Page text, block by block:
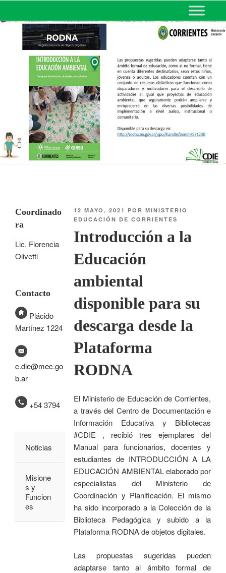
MINISTERIO DE EDUCACIÓN
DE CORRIENTES
12 MAYO, 2021 PORMINISTERIO
EDUCACIÓN DE CORRIENTES
Introducción a la
Educación
ambiental
disponible para su
descarga desde la
Plataforma
RODNA
El Ministerio de Educación de Corrientes,
a través del Centro de Documentación e
Información Educativa y Bibliotecas
#CDIE , recibió tres ejemplares del
Manual para funcionarios, docentes y
estudiantes de INTRODUCCIÓN A LA
EDUCACIÓN AMBIENTAL elaborado por
especialistas del Ministerio de
Coordinación y Planificación. El mismo
ha sido incorporado a la Colección de la
Biblioteca Pedagógica y subido a la
Plataforma RODNA de objetos digitales.
Las propuestas sugeridas pueden
adaptarse tanto al ámbito formal de
Coordinado
ra
Lic. Florencia
Olivetti
Contacto
Plácido
Martínez 1224
c.die@mec.go
b.ar
+54 3794
Noticias
Misione
s y
Funcion
es